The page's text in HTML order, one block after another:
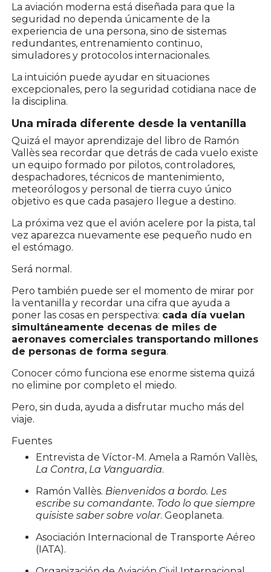
La aviación moderna está diseñada para que la
seguridad no dependa únicamente de la
experiencia de una persona, sino de sistemas
redundantes, entrenamiento continuo,
simuladores y protocolos internacionales.
La intuición puede ayudar en situaciones
excepcionales, pero la seguridad cotidiana nace de
la disciplina.
Una mirada diferente desde la ventanilla
Quizá el mayor aprendizaje del libro de Ramón
Vallès sea recordar que detrás de cada vuelo existe
un equipo formado por pilotos, controladores,
despachadores, técnicos de mantenimiento,
meteorólogos y personal de tierra cuyo único
objetivo es que cada pasajero llegue a destino.
La próxima vez que el avión acelere por la pista, tal
vez aparezca nuevamente ese pequeño nudo en
el estómago.
Será normal.
Pero también puede ser el momento de mirar por
la ventanilla y recordar una cifra que ayuda a
poner las cosas en perspectiva: cada día vuelan
simultáneamente decenas de miles de
aeronaves comerciales transportando millones
de personas de forma segura.
Conocer cómo funciona ese enorme sistema quizá
no elimine por completo el miedo.
Pero, sin duda, ayuda a disfrutar mucho más del
viaje.
Fuentes
Entrevista de Víctor-M. Amela a Ramón Vallès,
La Contra, La Vanguardia.
Ramón Vallès. Bienvenidos a bordo. Les
escribe su comandante. Todo lo que siempre
quisiste saber sobre volar. Geoplaneta.
Asociación Internacional de Transporte Aéreo
(IATA).